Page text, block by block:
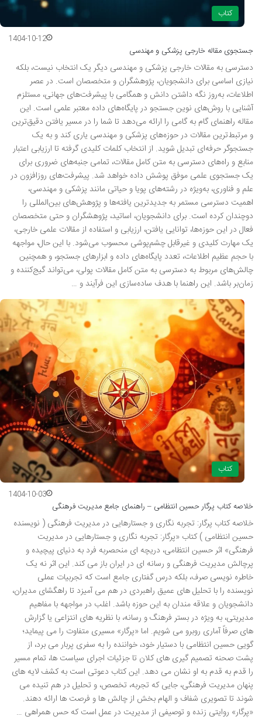
کتاب
1404-10-12
جستجوی مقاله خارجی پزشکی و مهندسی
دسترسی به مقالات خارجی پزشکی و مهندسی دیگر یک انتخاب نیست، بلکه
نیازی اساسی برای دانشجویان، پژوهشگران و متخصصان است. در عصر
اطلاعات، به‌روز نگه داشتن دانش و همگامی با پیشرفت‌های جهانی، مستلزم
آشنایی با روش‌های نوین جستجو در پایگاه‌های داده معتبر علمی است. این
مقاله راهنمای گام به گامی را ارائه می‌دهد تا شما را در مسیر یافتن دقیق‌ترین
و مرتبط‌ترین مقالات در حوزه‌های پزشکی و مهندسی یاری کند و به یک
جستجوگر حرفه‌ای تبدیل شوید. از انتخاب کلمات کلیدی گرفته تا ارزیابی اعتبار
منابع و راه‌های دسترسی به متن کامل مقالات، تمامی جنبه‌های ضروری برای
یک جستجوی علمی موفق پوشش داده خواهد شد. پیشرفت‌های روزافزون در
علم و فناوری، به‌ویژه در رشته‌های پویا و حیاتی مانند پزشکی و مهندسی،
اهمیت دسترسی مستمر به جدیدترین یافته‌ها و پژوهش‌های بین‌المللی را
دوچندان کرده است. برای دانشجویان، اساتید، پژوهشگران و حتی متخصصان
فعال در این حوزه‌ها، توانایی یافتن، ارزیابی و استفاده از مقالات علمی خارجی،
یک مهارت کلیدی و غیرقابل چشم‌پوشی محسوب می‌شود. با این حال، مواجهه
با حجم عظیم اطلاعات، تعدد پایگاه‌های داده و ابزارهای جستجو، و همچنین
چالش‌های مربوط به دسترسی به متن کامل مقالات پولی، می‌تواند گیج‌کننده و
زمان‌بر باشد. این راهنما با هدف ساده‌سازی این فرآیند و …
کتاب
1404-10-03
خلاصه کتاب پرگار حسین انتظامی – راهنمای جامع مدیریت فرهنگی
خلاصه کتاب پرگار: تجربه نگاری و جستارهایی در مدیریت فرهنگی ( نویسنده
حسین انتظامی ) کتاب «پرگار: تجربه نگاری و جستارهایی در مدیریت
فرهنگی» اثر حسین انتظامی، دریچه ای منحصربه فرد به دنیای پیچیده و
پرچالش مدیریت فرهنگی و رسانه ای در ایران باز می کند. این اثر نه یک
خاطره نویسی صرف، بلکه درس گفتاری جامع است که تجربیات عملی
نویسنده را با تحلیل های عمیق راهبردی در هم می آمیزد تا راهگشای مدیران،
دانشجویان و علاقه مندان به این حوزه باشد. اغلب در مواجهه با مفاهیم
مدیریتی، به ویژه در بستر فرهنگ و رسانه، با نظریه های انتزاعی یا گزارش
های صرفاً آماری روبرو می شویم. اما «پرگار» مسیری متفاوت را می پیماید؛
گویی حسین انتظامی با دستیار خود، خواننده را به سفری پربار می برد، از
پشت صحنه تصمیم گیری های کلان تا جزئیات اجرای سیاست ها، تمام مسیر
را قدم به قدم به او نشان می دهد. این کتاب دعوتی است به کشف لایه های
پنهان مدیریت فرهنگی، جایی که تجربه، تخصص، و تحلیل در هم تنیده می
شوند تا تصویری شفاف و الهام بخش از چالش ها و فرصت ها ارائه دهند.
«پرگار» روایتی زنده و توصیفی از مدیریت در عمل است که حس همراهی …